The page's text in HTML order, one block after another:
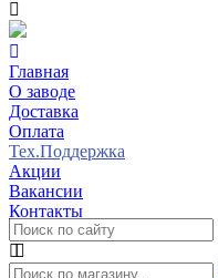
Главная
О заводе
Доставка
Оплата
Тех.Поддержка
Акции
Вакансии
Контакты